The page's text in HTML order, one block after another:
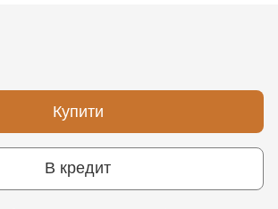
Купити
В кредит